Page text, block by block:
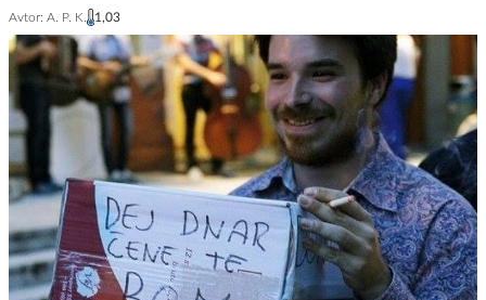
Avtor: A. P. K. 1,03